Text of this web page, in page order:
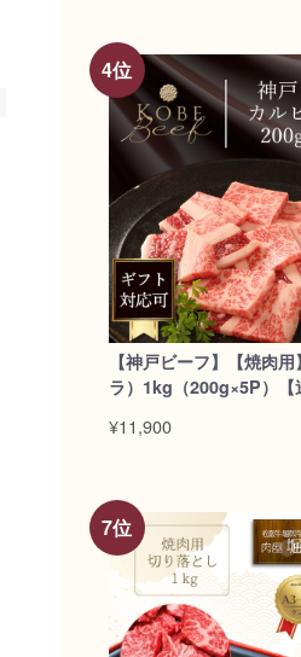
【神戸ビーフ】【焼肉
ラ）1kg（200g×5P）【
¥11,900